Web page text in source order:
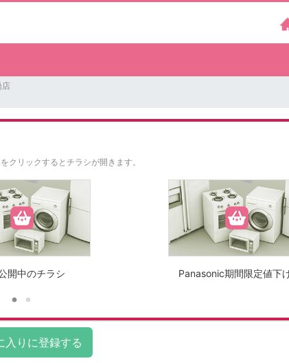
店
クリックするとチラシが開きます。
開中のチラシ Panasonic期間限定値下